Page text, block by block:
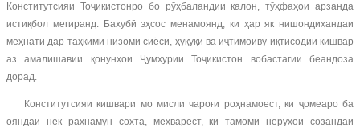
Конститутсияи Тоҷикистонро бо рӯҳбаландии калон, тӯҳфаҳои арзанда
истиқбол мегиранд. Бахубӣ эҳсос менамоянд, ки ҳар як нишондиҳандаи
меҳнатӣ дар таҳкими низоми сиёсӣ, ҳуқуқӣ ва иҷтимоиву иқтисодии кишвар
аз амалишавии қонунҳои Ҷумҳурии Тоҷикистон вобастагии беандоза
дорад.
Конститутсияи кишвари мо мисли чароғи роҳнамоест, ки ҷомеаро ба
ояндаи нек раҳнамун сохта, меҳварест, ки тамоми неруҳои созандаи